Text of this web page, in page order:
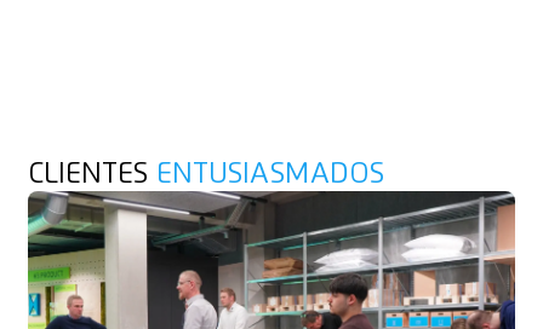
CLIENTES ENTUSIASMADOS